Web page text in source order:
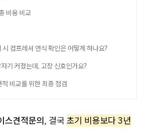
비용 비교
시 컴프레셔 연식 확인은 어떻게 하나요?
기 커졌는데, 고장 신호인가요?
비교를 위한 최종 점검
스견적문의, 결국 초기 비용보다 3년